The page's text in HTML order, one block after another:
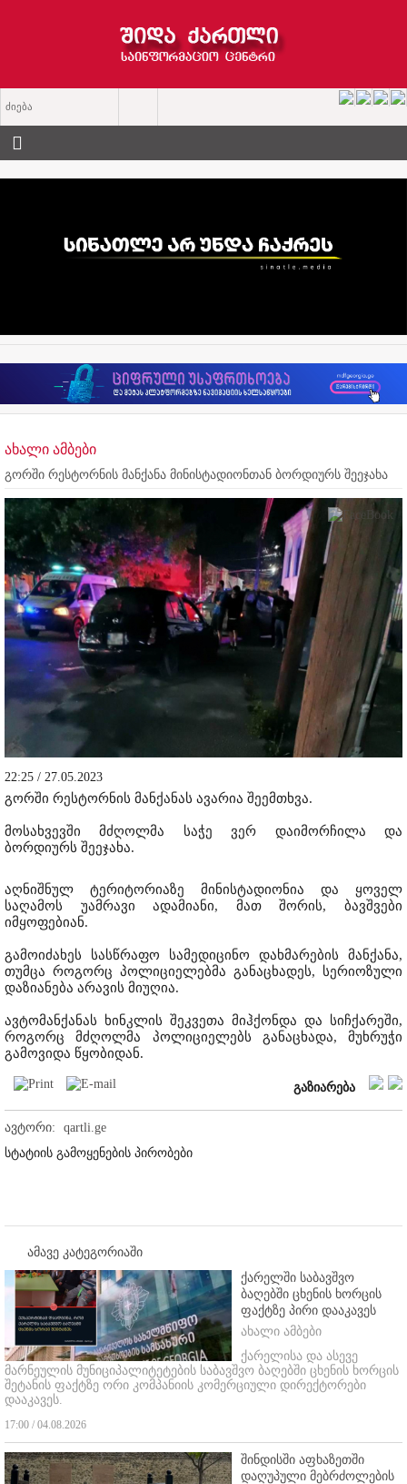
ახალი ამბები
გორში რესტორნის მანქანა მინისტადიონთან ბორდიურს შეეჯახა
22:25 / 27.05.2023
გორში რესტორნის მანქანას ავარია შეემთხვა.
მოსახვევში მძღოლმა საჭე ვერ დაიმორჩილა და
ბორდიურს შეეჯახა.
აღნიშნულ ტერიტორიაზე მინისტადიონია და ყოველ
საღამოს უამრავი ადამიანი, მათ შორის, ბავშვები
იმყოფებიან.
გამოიძახეს სასწრაფო სამედიცინო დახმარების მანქანა,
თუმცა როგორც პოლიციელებმა განაცხადეს, სერიოზული
დაზიანება არავის მიუღია.
ავტომანქანას ხინკლის შეკვეთა მიჰქონდა და სიჩქარეში,
როგორც მძღოლმა პოლიციელებს განაცხადა, მუხრუჭი
გამოვიდა წყობიდან.
გაზიარება
ავტორი:
qartli.ge
სტატიის გამოყენების პირობები
ამავე კატეგორიაში
ქარელში საბავშვო
ბაღებში ცხენის ხორცის
ფაქტზე პირი დააკავეს
ახალი ამბები
ქარელისა და ასევე
მარნეულის მუნიციპალიტეტების საბავშვო ბაღებში ცხენის ხორცის
შეტანის ფაქტზე ორი კომპანიის კომერციული დირექტორები
დააკავეს.
17:00 / 04.08.2026
შინდისში აფხაზეთში
დაღუპული მებრძოლების